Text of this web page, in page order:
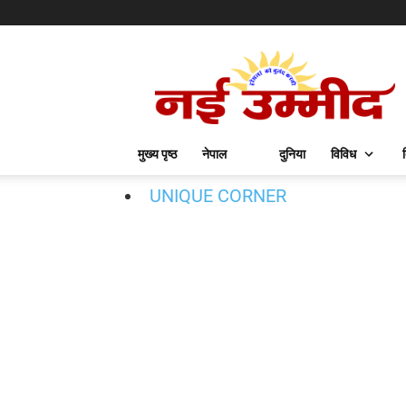
मुख्य पृष्ठ नेपाल दुनिया विविध
UNIQUE CORNER